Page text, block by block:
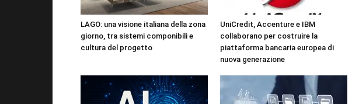
LAGO: una visione italiana della zona
giorno, tra sistemi componibili e
cultura del progetto
UniCredit, Accenture e IBM
collaborano per costruire la
piattaforma bancaria europea di
nuova generazione